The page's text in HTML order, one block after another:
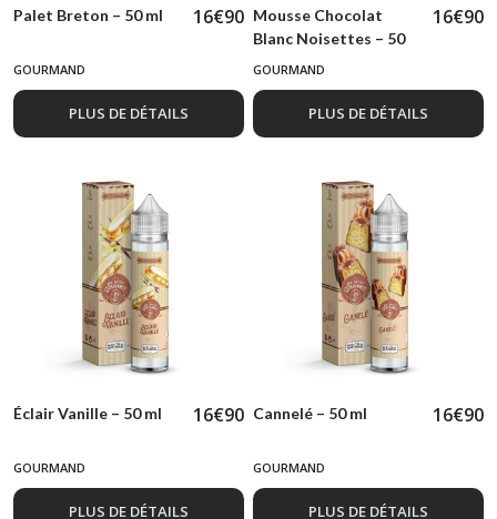
Palet Breton – 50 ml 16€90
GOURMAND
PLUS DE DÉTAILS
Mousse Chocolat
Blanc Noisettes – 50
ml
16€90
GOURMAND
PLUS DE DÉTAILS
Éclair Vanille – 50 ml 16€90
GOURMAND
PLUS DE DÉTAILS
Cannelé – 50 ml 16€90
GOURMAND
PLUS DE DÉTAILS